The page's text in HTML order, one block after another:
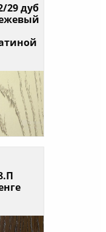
29 дуб